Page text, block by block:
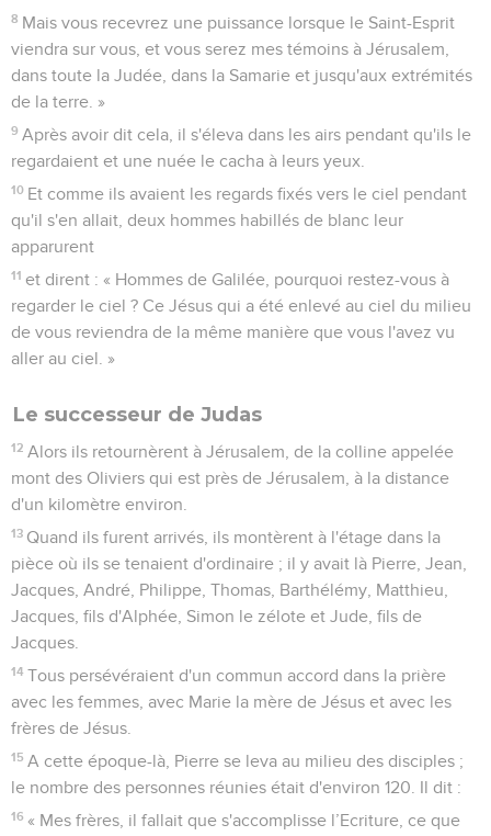
8 Mais vous recevrez une puissance lorsque le Saint-Esprit
viendra sur vous, et vous serez mes témoins à Jérusalem,
dans toute la Judée, dans la Samarie et jusqu'aux extrémités
de la terre. »
9 Après avoir dit cela, il s'éleva dans les airs pendant qu'ils le
regardaient et une nuée le cacha à leurs yeux.
10 Et comme ils avaient les regards fixés vers le ciel pendant
qu'il s'en allait, deux hommes habillés de blanc leur
apparurent
11 et dirent : « Hommes de Galilée, pourquoi restez-vous à
regarder le ciel ? Ce Jésus qui a été enlevé au ciel du milieu
de vous reviendra de la même manière que vous l'avez vu
aller au ciel. »
Le successeur de Judas
12 Alors ils retournèrent à Jérusalem, de la colline appelée
mont des Oliviers qui est près de Jérusalem, à la distance
d'un kilomètre environ.
13 Quand ils furent arrivés, ils montèrent à l'étage dans la
pièce où ils se tenaient d'ordinaire ; il y avait là Pierre, Jean,
Jacques, André, Philippe, Thomas, Barthélémy, Matthieu,
Jacques, fils d'Alphée, Simon le zélote et Jude, fils de
Jacques.
14 Tous persévéraient d'un commun accord dans la prière
avec les femmes, avec Marie la mère de Jésus et avec les
frères de Jésus.
15 A cette époque-là, Pierre se leva au milieu des disciples ;
le nombre des personnes réunies était d'environ 120. Il dit :
16 « Mes frères, il fallait que s'accomplisse l’Ecriture, ce que